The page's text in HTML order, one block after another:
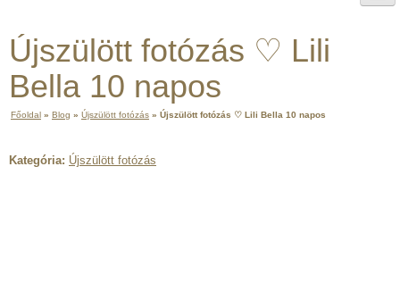
Kismama fotózás
Újszülött fotózás
1 éves születésnapi fotózás
Glamour fotózás
Fotóstúdió
Blog
Újszülött fotózás ♡ Lili
Bella 10 napos
Főoldal » Blog » Újszülött fotózás » Újszülött fotózás ♡ Lili Bella 10 napos
Kategória: Újszülött fotózás